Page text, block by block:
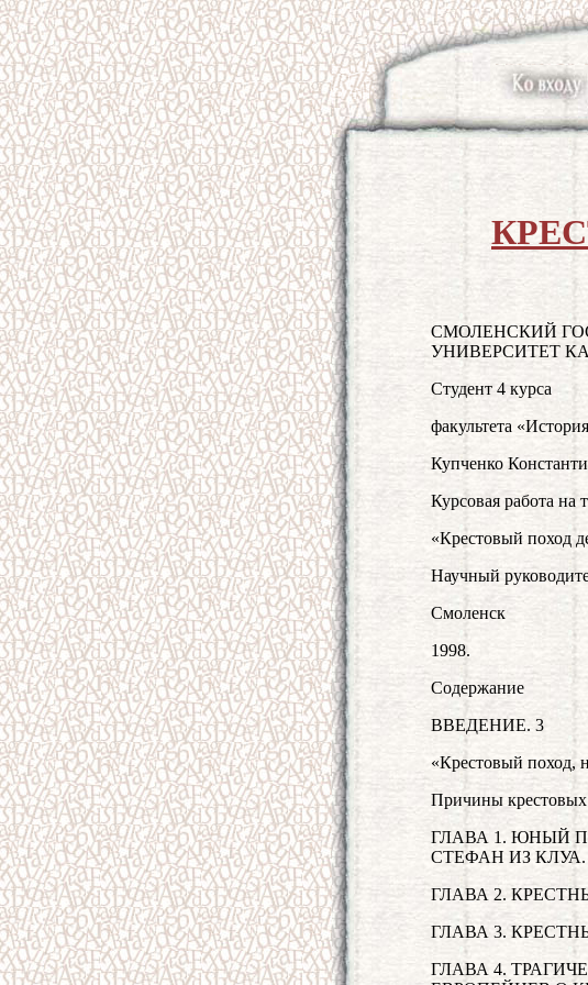
СМОЛЕНСКИЙ
УНИВЕРСИТЕТ
Студент 4 курса
факультета
Купченко
Курсовая работа на
«Крестовый поход
Научный
Смоленск
1998.
Содержание
ВВЕДЕНИЕ. 3
«Крестовый поход,
Причины крестовых
ГЛАВА 1. ЮНЫЙ
СТЕФАН ИЗ КЛУА.
ГЛАВА 2.
ГЛАВА 3.
ГЛАВА 4.